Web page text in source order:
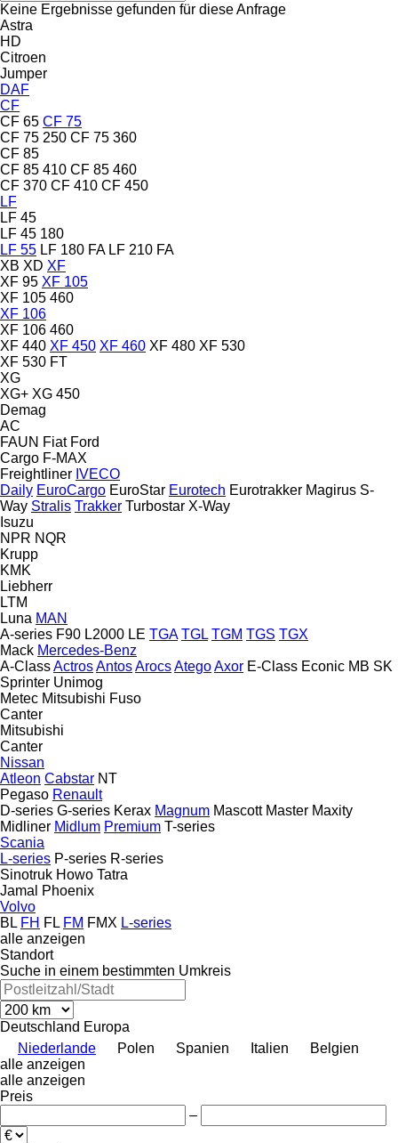
Keine Ergebnisse gefunden für diese Anfrage
Astra
HD
Citroen
Jumper
DAF
CF
CF 65 CF 75
CF 75 250 CF 75 360
CF 85
CF 85 410 CF 85 460
CF 370 CF 410 CF 450
LF
LF 45
LF 45 180
LF 55 LF 180 FA LF 210 FA
XB XD XF
XF 95 XF 105
XF 105 460
XF 106
XF 106 460
XF 440 XF 450 XF 460 XF 480 XF 530
XF 530 FT
XG
XG+ XG 450
Demag
AC
FAUN Fiat Ford
Cargo F-MAX
Freightliner IVECO
Daily EuroCargo EuroStar Eurotech Eurotrakker Magirus S-
Way Stralis Trakker Turbostar X-Way
Isuzu
NPR NQR
Krupp
KMK
Liebherr
LTM
Luna MAN
A-series F90 L2000 LE TGA TGL TGM TGS TGX
Mack Mercedes-Benz
A-ClassActrosAntosArocsAtegoAxor E-Class Econic MB SK
Sprinter Unimog
Metec Mitsubishi Fuso
Canter
Mitsubishi
Canter
Nissan
Atleon Cabstar NT
Pegaso Renault
D-series G-series Kerax Magnum Mascott Master Maxity
Midliner Midlum Premium T-series
Scania
L-series P-series R-series
Sinotruk Howo Tatra
Jamal
Phoenix
Volvo
BL FH FL FM FMX L-series
alle anzeigen
Standort
Suche in einem bestimmten Umkreis
Deutschland Europa
Niederlande
Polen Spanien Italien
Belgien
alle anzeigen
alle anzeigen
Preis
–